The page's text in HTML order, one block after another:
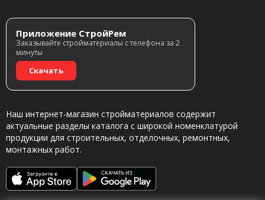
Приложение СтройРем
Заказывайте стройматериалы с телефона за 2
минуты
Скачать
Наш интернет-магазин стройматериалов содержит
актуальные разделы каталога с широкой номенклатурой
продукции для строительных, отделочных, ремонтных,
монтажных работ.